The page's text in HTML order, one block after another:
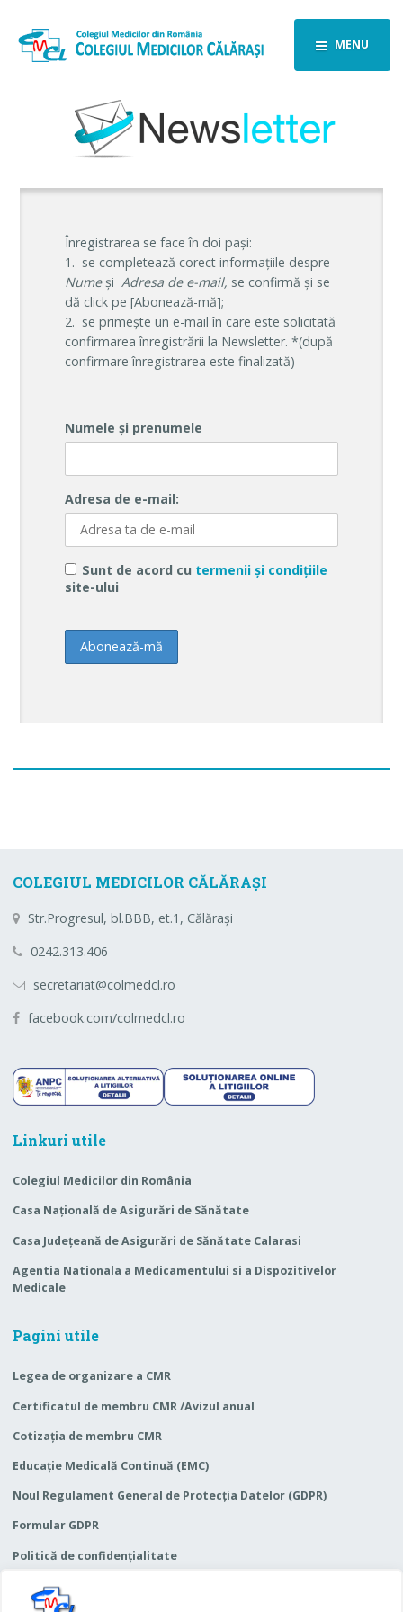
MENU
Înregistrarea se face în doi pași:
1. se completează corect informațiile despre
Numeși Adresa de e-mail, se confirmă și se
dă click pe [Abonează-mă];
2. se primește un e-mail în care este solicitată
confirmarea înregistrării la Newsletter. *(după
confirmare înregistrarea este finalizată)
Numele și prenumele
Adresa de e-mail:
Sunt de acord cu termenii și condițiile
site-ului
COLEGIUL MEDICILOR CĂLĂRAȘI
Str.Progresul, bl.BBB, et.1, Călărași
0242.313.406
secretariat@colmedcl.ro
facebook.com/colmedcl.ro
Linkuri utile
Colegiul Medicilor din România
Casa Naţională de Asigurări de Sănătate
Casa Judeţeană de Asigurări de Sănătate Calarasi
Agentia Nationala a Medicamentului si a Dispozitivelor
Medicale
Pagini utile
Legea de organizare a CMR
Certificatul de membru CMR /Avizul anual
Cotizaţia de membru CMR
Educaţie Medicală Continuă (EMC)
Noul Regulament General de Protecția Datelor (GDPR)
Formular GDPR
Politică de confidențialitate
Termeni și condiții